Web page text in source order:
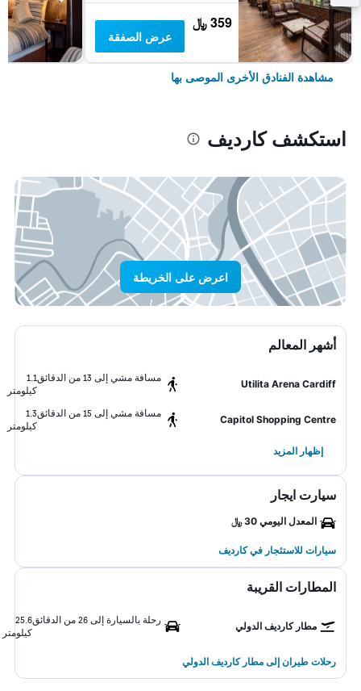
359 ﷼
عرض الصفقة
مشاهدة الفنادق الأخرى الموصى بها
استكشف كارديف
اعرض على الخريطة
أشهر المعالم
Utilita Arena Cardiff
مسافة مشي إلى 13 من الدقائق
1.1
كيلومتر
Capitol Shopping Centre
مسافة مشي إلى 15 من الدقائق
1.3
كيلومتر
إظهار المزيد
سيارت ايجار
المعدل اليومي 30 ﷼
سيارات للاستئجار في كارديف
المطارات القريبة
مطار كارديف الدولي
رحلة بالسيارة إلى 26 من الدقائق
25.6
كيلومتر
رحلات طيران إلى مطار كارديف الدولي